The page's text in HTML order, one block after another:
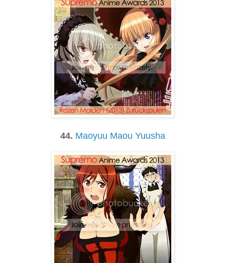
44. Maoyuu Maou Yuusha